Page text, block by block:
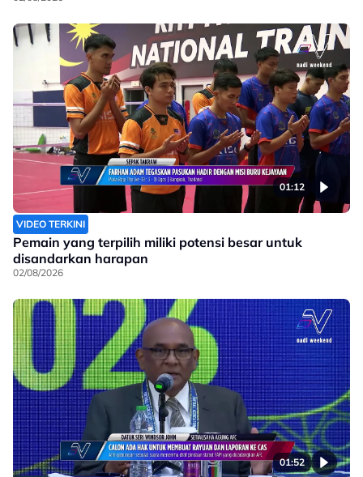
01:12
VIDEO TERKINI
Pemain yang terpilih miliki potensi besar untuk
disandarkan harapan
02/08/2026
01:52